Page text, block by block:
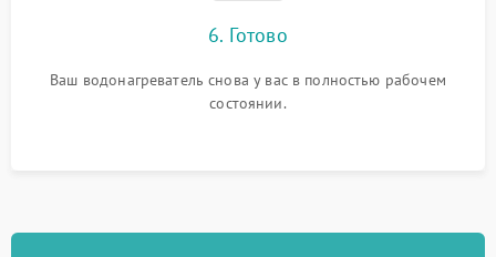
6. Готово
Ваш водонагреватель снова у вас в полностью рабочем
состоянии.